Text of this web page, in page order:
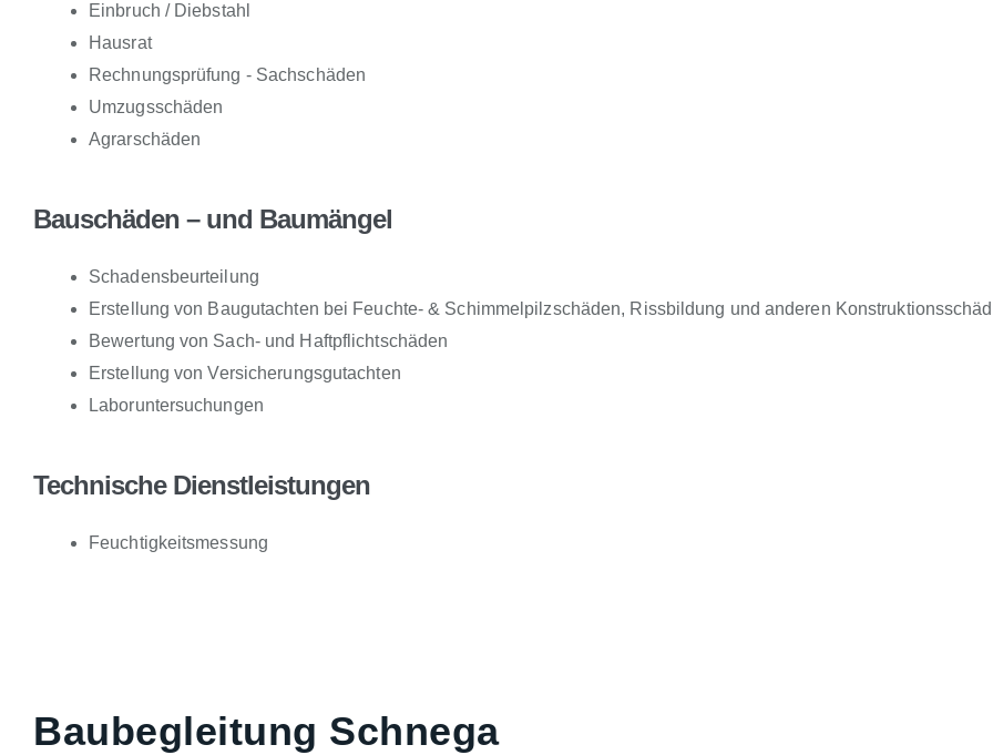
Einbruch / Diebstahl
Hausrat
Rechnungsprüfung - Sachschäden
Umzugsschäden
Agrarschäden
Bauschäden – und Baumängel
Schadensbeurteilung
Erstellung von Baugutachten bei Feuchte- & Schimmelpilzschäden, Rissbildung und anderen
Bewertung von Sach- und Haftpflichtschäden
Erstellung von Versicherungsgutachten
Laboruntersuchungen
Technische Dienstleistungen
Feuchtigkeitsmessung
Baubegleitung Schnega